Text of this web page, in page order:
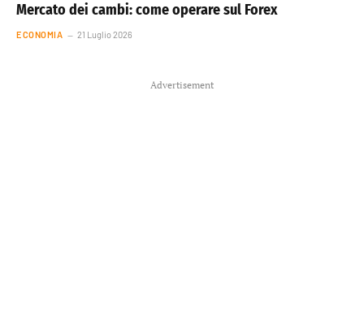
Mercato dei cambi: come operare sul Forex
ECONOMIA 21 Luglio 2026
Advertisement